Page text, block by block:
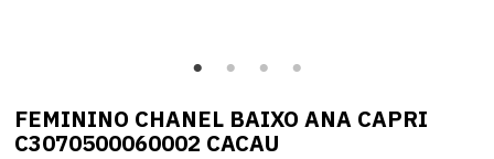
FEMININO CHANEL BAIXO ANA CAPRI
C3070500060002 CACAU